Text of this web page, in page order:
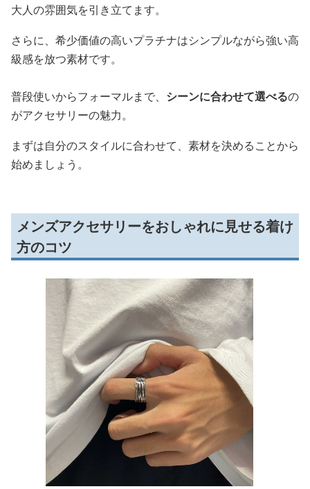
大人の雰囲気を引き立てます。
さらに、希少価値の高いプラチナはシンプルながら強い高
級感を放つ素材です。
普段使いからフォーマルまで、 シーンに合わせて選べるの
がアクセサリーの魅力。
まずは自分のスタイルに合わせて、素材を決めることから
始めましょう。
メンズアクセサリーをおしゃれに見せる着け
方のコツ